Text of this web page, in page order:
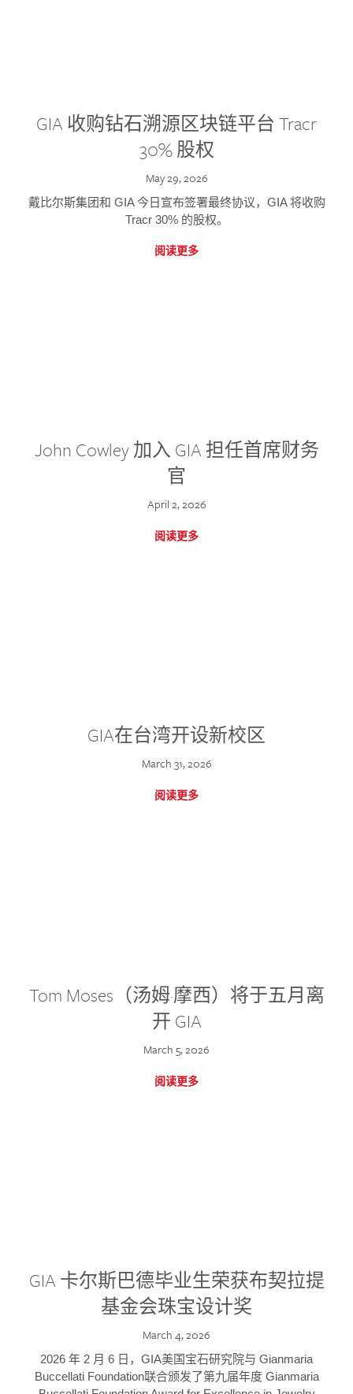
GIA 收购钻石溯源区块链平台 Tracr
30% 股权
May 29, 2026
戴比尔斯集团和 GIA 今日宣布签署最终协议，GIA 将收购
Tracr 30% 的股权。
阅读更多
John Cowley 加入 GIA 担任首席财务
官
April 2, 2026
阅读更多
GIA在台湾开设新校区
March 31, 2026
阅读更多
Tom Moses（汤姆·摩西）将于五月离
开 GIA
March 5, 2026
阅读更多
GIA 卡尔斯巴德毕业生荣获布契拉提
基金会珠宝设计奖
March 4, 2026
2026 年 2 月 6 日，GIA美国宝石研究院与 Gianmaria
Buccellati Foundation联合颁发了第九届年度 Gianmaria